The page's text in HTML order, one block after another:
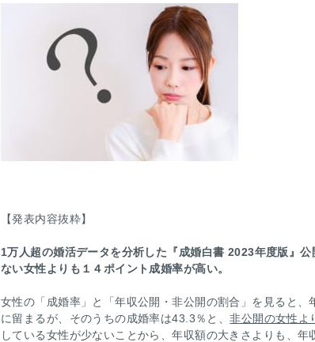
【発表内容抜粋】
1万人超の婚活データを分析した『成婚白書 2023年度版』
ない女性よりも１４ポイント成婚率が高い。
女性の「成婚率」と「年収公開・非公開の割合」を見ると
に留まるが、そのうちの成婚率は43.3％と、非公開の女性よ
している女性が少ないことから、年収額の大きさよりも、